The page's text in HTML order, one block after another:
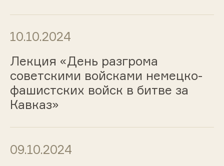
10.10.2024
Лекция «День разгрома
советскими войсками немецко-
фашистских войск в битве за
Кавказ»
09.10.2024